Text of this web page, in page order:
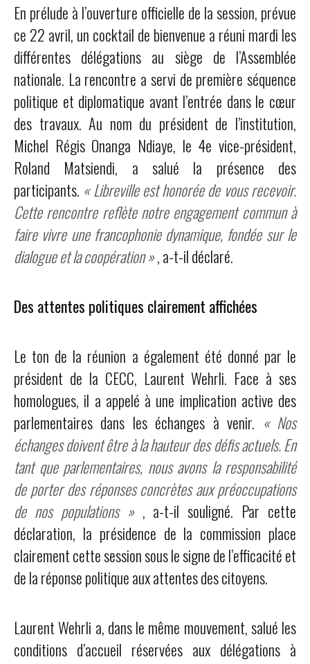
En prélude à l’ouverture officielle de la session, prévue
ce 22 avril, un cocktail de bienvenue a réuni mardi les
différentes délégations au siège de l’Assemblée
nationale. La rencontre a servi de première séquence
politique et diplomatique avant l’entrée dans le cœur
des travaux. Au nom du président de l’institution,
Michel Régis Onanga Ndiaye, le 4e vice-président,
Roland Matsiendi, a salué la présence des
participants. « Libreville est honorée de vous recevoir.
Cette rencontre reflète notre engagement commun à
faire vivre une francophonie dynamique, fondée sur le
dialogue et la coopération », a-t-il déclaré.
Des attentes politiques clairement affichées
Le ton de la réunion a également été donné par le
président de la CECC, Laurent Wehrli. Face à ses
homologues, il a appelé à une implication active des
parlementaires dans les échanges à venir. « Nos
échanges doivent être à la hauteur des défis actuels. En
tant que parlementaires, nous avons la responsabilité
de porter des réponses concrètes aux préoccupations
de nos populations », a-t-il souligné. Par cette
déclaration, la présidence de la commission place
clairement cette session sous le signe de l’efficacité et
de la réponse politique aux attentes des citoyens.
Laurent Wehrli a, dans le même mouvement, salué les
conditions d’accueil réservées aux délégations à